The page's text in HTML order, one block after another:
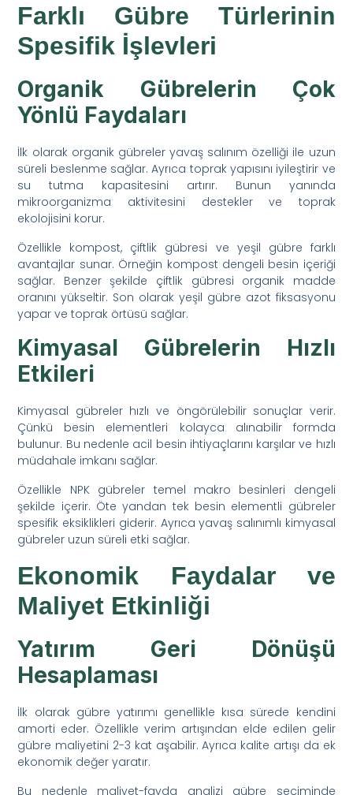
Farklı Gübre Türlerinin
Spesifik İşlevleri
Organik Gübrelerin Çok
Yönlü Faydaları
İlk olarak organik gübreler yavaş salınım özelliği ile uzun
süreli beslenme sağlar. Ayrıca toprak yapısını iyileştirir ve
su tutma kapasitesini artırır. Bunun yanında
mikroorganizma aktivitesini destekler ve toprak
ekolojisini korur.
Özellikle kompost, çiftlik gübresi ve yeşil gübre farklı
avantajlar sunar. Örneğin kompost dengeli besin içeriği
sağlar. Benzer şekilde çiftlik gübresi organik madde
oranını yükseltir. Son olarak yeşil gübre azot fiksasyonu
yapar ve toprak örtüsü sağlar.
Kimyasal Gübrelerin Hızlı
Etkileri
Kimyasal gübreler hızlı ve öngörülebilir sonuçlar verir.
Çünkü besin elementleri kolayca alınabilir formda
bulunur. Bu nedenle acil besin ihtiyaçlarını karşılar ve hızlı
müdahale imkanı sağlar.
Özellikle NPK gübreler temel makro besinleri dengeli
şekilde içerir. Öte yandan tek besin elementli gübreler
spesifik eksiklikleri giderir. Ayrıca yavaş salınımlı kimyasal
gübreler uzun süreli etki sağlar.
Ekonomik Faydalar ve
Maliyet Etkinliği
Yatırım Geri Dönüşü
Hesaplaması
İlk olarak gübre yatırımı genellikle kısa sürede kendini
amorti eder. Özellikle verim artışından elde edilen gelir
gübre maliyetini 2-3 kat aşabilir. Ayrıca kalite artışı da ek
ekonomik değer yaratır.
Bu nedenle maliyet-fayda analizi gübre seçiminde